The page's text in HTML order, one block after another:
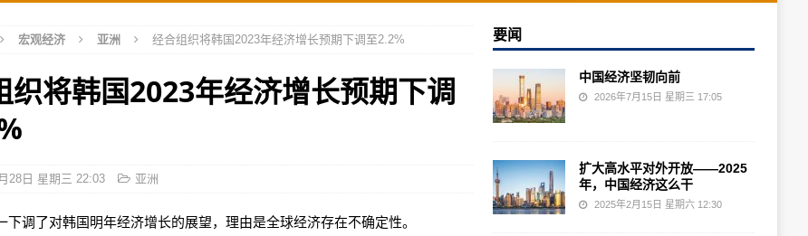
宏观经济 亚洲 经合组织将韩国2023年经济增长预期下调至2.2%
织将韩国2023年经济增长预期下调
28日 星期三 22:03 亚洲
下调了对韩国明年经济增长的展望，理由是全球经济存在不确定性。
要闻
中国经济坚韧向前
2026年7月15日 星期三 17:05
扩大高水平对外开放——2025
年，中国经济这么干
2025年2月15日 星期六 12:30